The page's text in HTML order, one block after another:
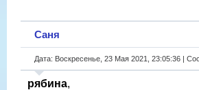
Саня
Дата: Воскресенье, 23 Мая 2021, 23:05:36 |
рябина,